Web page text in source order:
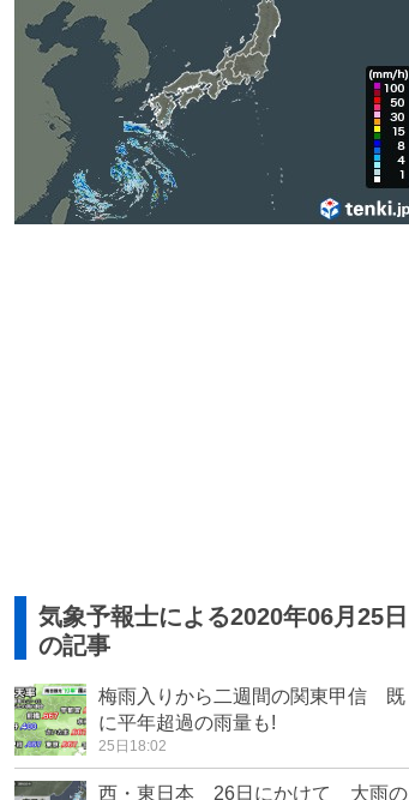
気象予報士による2020年06月25日
の記事
梅雨入りから二週間の関東甲信 既
に平年超過の雨量も!
25日18:02
西・東日本 26日にかけて 大雨の